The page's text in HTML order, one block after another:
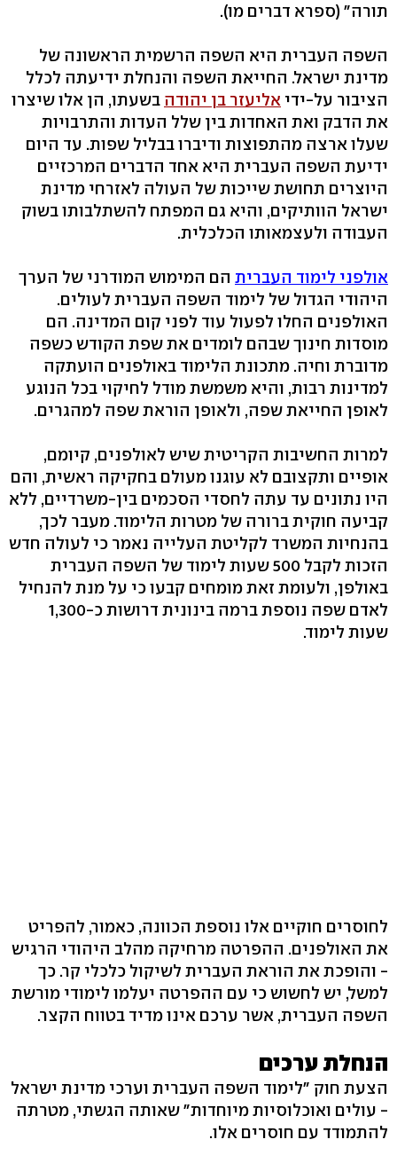
תורה" (ספרא דברים מו).
השפה העברית היא השפה הרשמית הראשונה של
מדינת ישראל. החייאת השפה והנחלת ידיעתה לכלל
הציבור על-ידי אליעזר בן יהודה בשעתו, הן אלו שיצרו
את הדבק ואת האחדות בין שלל העדות והתרבויות
שעלו ארצה מהתפוצות ודיברו בבליל שפות. עד היום
ידיעת השפה העברית היא אחד הדברים המרכזיים
היוצרים תחושת שייכות של העולה לאזרחי מדינת
ישראל הוותיקים, והיא גם המפתח להשתלבותו בשוק
העבודה ולעצמאותו הכלכלית.
אולפני לימוד העברית הם המימוש המודרני של הערך
היהודי הגדול של לימוד השפה העברית לעולים.
האולפנים החלו לפעול עוד לפני קום המדינה. הם
מוסדות חינוך שבהם לומדים את שפת הקודש כשפה
מדוברת וחיה. מתכונת הלימוד באולפנים הועתקה
למדינות רבות, והיא משמשת מודל לחיקוי בכל הנוגע
לאופן החייאת שפה, ולאופן הוראת שפה למהגרים.
למרות החשיבות הקריטית שיש לאולפנים, קיומם,
אופיים ותקצובם לא עוגנו מעולם בחקיקה ראשית, והם
היו נתונים עד עתה לחסדי הסכמים בין-משרדיים, ללא
קביעה חוקית ברורה של מטרות הלימוד. מעבר לכך,
בהנחיות המשרד לקליטת העלייה נאמר כי לעולה חדש
הזכות לקבל 500 שעות לימוד של השפה העברית
באולפן, ולעומת זאת מומחים קבעו כי על מנת להנחיל
לאדם שפה נוספת ברמה בינונית דרושות כ-1,300
שעות לימוד.
לחוסרים חוקיים אלו נוספת הכוונה, כאמור, להפריט
את האולפנים. ההפרטה מרחיקה מהלב היהודי הרגיש
- והופכת את הוראת העברית לשיקול כלכלי קר. כך
למשל, יש לחשוש כי עם ההפרטה יעלמו לימודי מורשת
השפה העברית, אשר ערכם אינו מדיד בטווח הקצר.
הנחלת ערכים
הצעת חוק "לימוד השפה העברית וערכי מדינת ישראל
- עולים ואוכלוסיות מיוחדות" שאותה הגשתי, מטרתה
להתמודד עם חוסרים אלו.